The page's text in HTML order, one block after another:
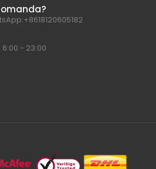
6:00 - 23:00